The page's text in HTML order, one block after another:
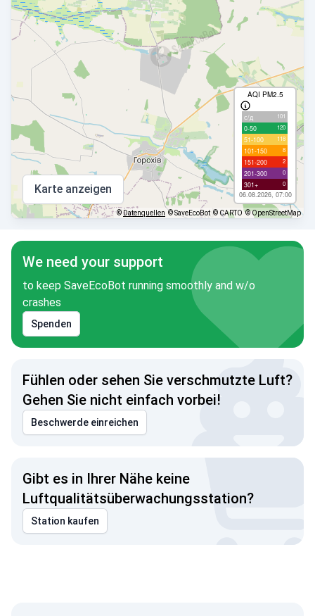
AQI PM2.5
с/д 101
0-50 120
51-100 118
101-150 8
151-200 2
201-300 0
301+ 0
06.08.2026, 07:00
Karte anzeigen
©Datenquellen © SaveEcoBot © CARTO © OpenStreetMap
We need your support
to keep SaveEcoBot running smoothly and w/o
crashes
Spenden
Fühlen oder sehen Sie verschmutzte Luft?
Gehen Sie nicht einfach vorbei!
Beschwerde einreichen
Gibt es in Ihrer Nähe keine
Luftqualitätsüberwachungsstation?
Station kaufen